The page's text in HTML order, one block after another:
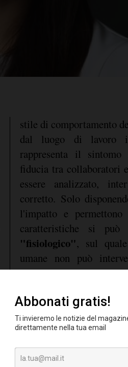
stile di comportamento
dal luogo di lavoro
rappresenta il
fiducia tra collaboratori
essere analizzato,
corretto. Solo
l'impatto e
caratteristiche si può
"fisiologico", sul
umane non può
gestirlo nella maniera
legato a motivazioni
dimostrato infatti che
esiste senso di
del management e
tutti i livelli i tassi di